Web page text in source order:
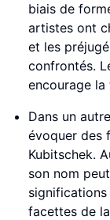
biais de
artistes ont
et les
confrontés.
encourage
Dans un
évoquer des
Kubitschek.
son nom
facettes de